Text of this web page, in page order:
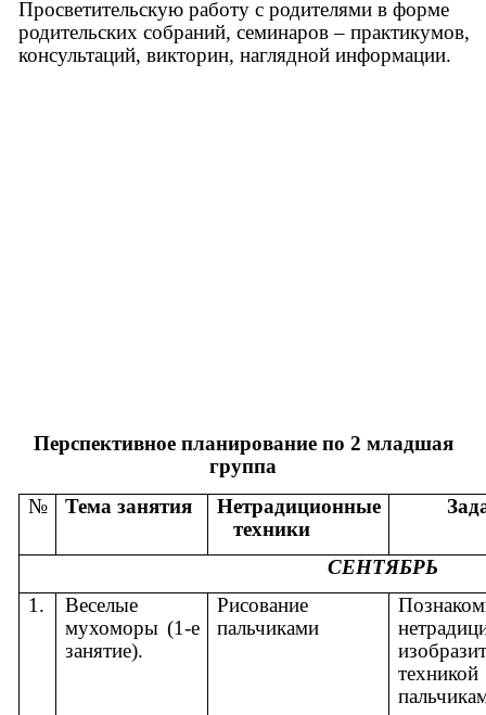
Просветительскую работу с родителями в форме
родительских собраний, семинаров – практикумов,
консультаций, викторин, наглядной информации.
Перспективное планирование по 2 младшая
группа
№
Тема занятия
Нетрадиционные
техники
СЕНТЯБРЬ
1.
Веселые
мухоморы (1-е
занятие).
Рисование
пальчиками